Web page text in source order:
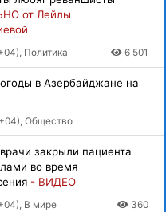
от Лейлы
Политика 6 501
в Азербайджане на
Общество
закрыли пациента
во время
- ВИДЕО
В мире 360